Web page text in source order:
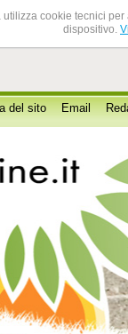
cookie tecnici
dispositivo.
del sito Email